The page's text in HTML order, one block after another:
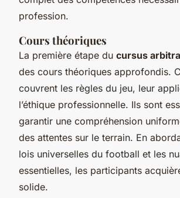
profession.
Cours théoriques
La première étape du cursus
des cours théoriques approfondis.
couvrent les règles du jeu, leur
l’éthique professionnelle. Ils sont
garantir une compréhension
des attentes sur le terrain. En
lois universelles du football et les
essentielles, les participants
solide.